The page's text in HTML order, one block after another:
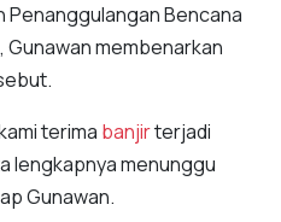
Penanggulangan Bencana
Gunawan membenarkan
terima banjirterjadi
lengkapnya menunggu
Gunawan.